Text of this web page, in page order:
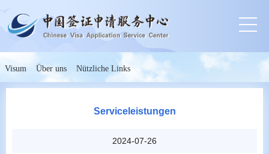
Visum Über uns Nützliche Links
Serviceleistungen
2024-07-26